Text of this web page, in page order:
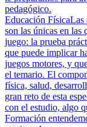
pedagógico.
Educación FísicaLas
son las únicas en las
juego: la prueba
que puede implicar
juegos motores, y
el temario. El
física, salud,
gran reto de esta
con el estudio, algo
Formación